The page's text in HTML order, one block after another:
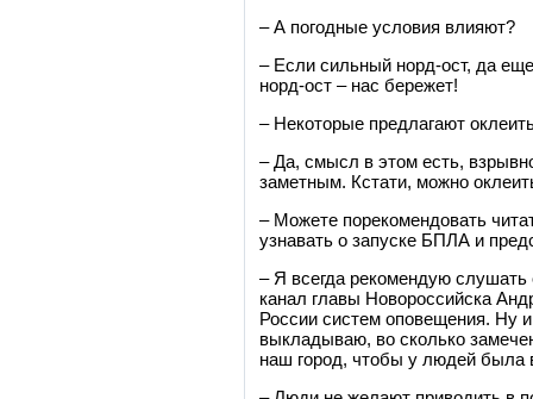
– А погодные условия влияют?
– Если сильный норд-ост, да
норд-ост – нас бережет!
– Некоторые предлагают
– Да, смысл в этом есть,
заметным. Кстати, можно
– Можете порекомендовать
узнавать о запуске БПЛА и
– Я всегда рекомендую
канал главы Новороссийска
России систем оповещения. Ну
выкладываю, во сколько
наш город, чтобы у людей была